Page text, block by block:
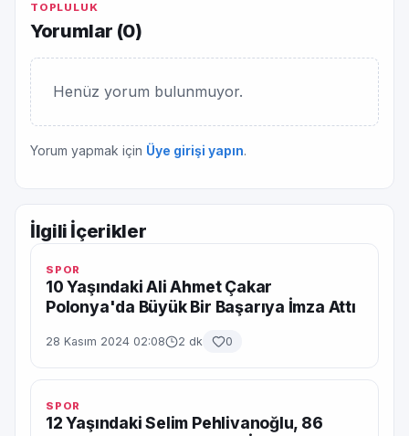
TOPLULUK
Yorumlar (0)
Henüz yorum bulunmuyor.
Yorum yapmak için Üye girişi yapın.
İlgili İçerikler
SPOR
10 Yaşındaki Ali Ahmet Çakar
Polonya'da Büyük Bir Başarıya İmza Attı
28 Kasım 2024 02:08 2 dk 0
SPOR
12 Yaşındaki Selim Pehlivanoğlu, 86